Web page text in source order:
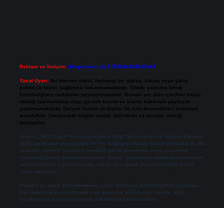
Reklam ve İletişim: Skype: live:.cid.575569c608265c69
Yasal Uyarı: Bu internet sitesi, herhangi bir marka, kurum veya şahıs
şirketi ile hiçbir bağlantısı bulunmamaktadır. Sitede yalnızca kendi
hazırladığımız makaleler paylaşılmaktadır. Burada yer alan içerikler haber
niteliği taşımamakta olup, gerçek kurum ve kişiler hakkında paylaşım
yapılmamaktadır. Gerçek kurum ve kişiler ile isim benzerlikleri tamamen
tesadüfidir. Sitemizdeki bilgiler taslak halindedir ve tavsiye niteliği
taşımazlar.
Sitemiz, 5651 Sayılı Kanun gereğince Bilgi Teknolojileri ve İletişim Kurumu
(BTK) tarafından onaylanmış bir Yer Sağlayıcı olarak hizmet vermektedir. Bu
nedenle, sitedeki içerikleri proaktif olarak denetleme veya araştırma
yükümlülüğümüz bulunmamaktadır. Ancak, üyelerimiz yazdıkları içeriklerin
sorumluluğunu taşımakta olup, siteye üye olarak bu sorumluluğu kabul
etmiş sayılırlar.
Hukuka ve yasal düzenlemelere aykırı olduğunu düşündüğünüz içerikleri,
backlinkpanelicomtr@gmail.com adresine bildirmeniz halinde, ilgili
içerikler yasal süre içerisinde sitemizden kaldırılacaktır.